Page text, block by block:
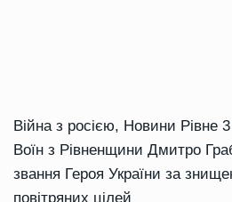
Війна з росією, Новини Рівне
Воїн з Рівненщини Дмитро
звання Героя України за
повітряних цілей